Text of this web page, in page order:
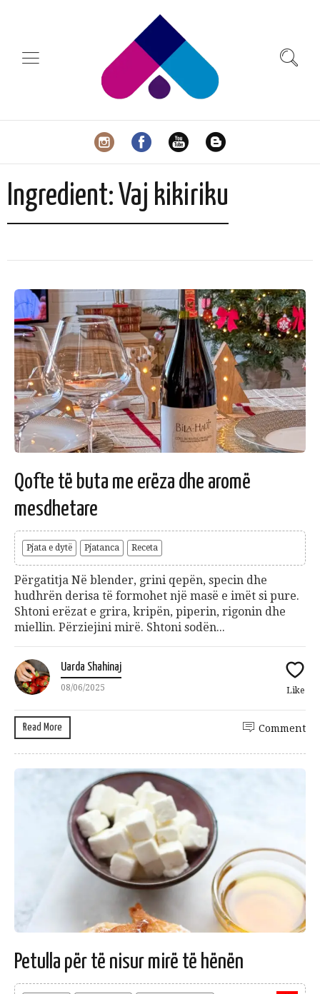
Ingredient: Vaj kikiriku
Qofte të buta me erëza dhe aromë
mesdhetare
Pjata e dytë Pjatanca Receta
Përgatitja Në blender, grini qepën, specin dhe
hudhrën derisa të formohet një masë e imët si pure.
Shtoni erëzat e grira, kripën, piperin, rigonin dhe
miellin. Përziejini mirë. Shtoni sodën...
Uarda Shahinaj
08/06/2025 Like
Read More Comment
Petulla për të nisur mirë të hënën